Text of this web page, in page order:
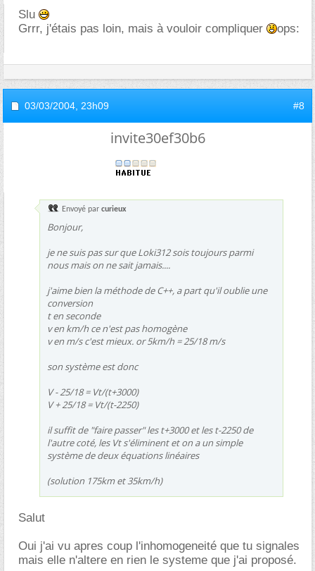
Slu
Grrr, j'étais pas loin, mais à vouloir compliquer
ops:
03/03/2004, 23h09 #8
invite30ef30b6
Envoyé par curieux
Bonjour,
je ne suis pas sur que Loki312 sois toujours parmi
nous mais on ne sait jamais....
j'aime bien la méthode de C++, a part qu'il oublie une
conversion
t en seconde
v en km/h ce n'est pas homogène
v en m/s c'est mieux. or 5km/h = 25/18 m/s
son système est donc
V - 25/18 = Vt/(t+3000)
V + 25/18 = Vt/(t-2250)
il suffit de "faire passer" les t+3000 et les t-2250 de
l'autre coté, les Vt s'éliminent et on a un simple
système de deux équations linéaires
(solution 175km et 35km/h)
Salut
Oui j'ai vu apres coup l'inhomogeneité que tu signales
mais elle n'altere en rien le systeme que j'ai proposé.